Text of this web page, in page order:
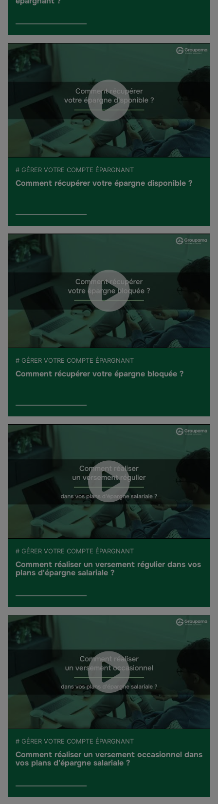
# GÉRER VOTRE COMPTE ÉPARGNANT
Comment récupérer votre épargne disponible ?
# GÉRER VOTRE COMPTE ÉPARGNANT
Comment récupérer votre épargne bloquée ?
# GÉRER VOTRE COMPTE ÉPARGNANT
Comment réaliser un versement régulier dans vos
plans d'épargne salariale ?
# GÉRER VOTRE COMPTE ÉPARGNANT
Comment réaliser un versement occasionnel dans
vos plans d'épargne salariale ?